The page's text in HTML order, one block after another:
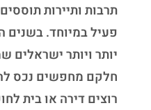
תרבות ותיירות
פעיל במיוחד. בשנים
יותר ויותר ישראלים
חלקם מחפשים נכס
רוצים דירה או בית